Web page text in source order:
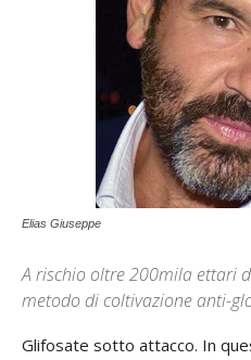
Elias Giuseppe
A rischio oltre 200mila ettari
metodo di coltivazione anti-
Glifosate sotto attacco. In